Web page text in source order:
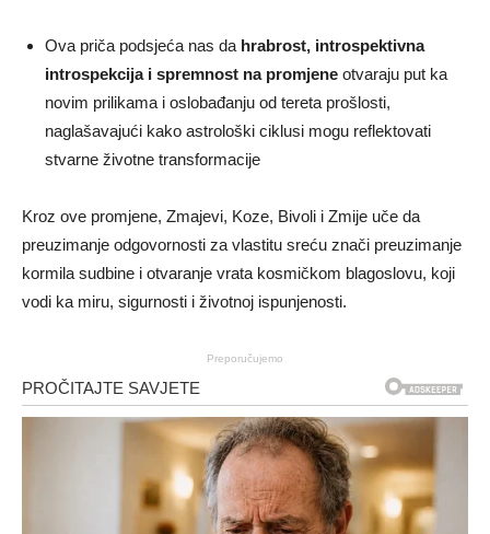
Ova priča podsjeća nas da hrabrost, introspektivna
introspekcija i spremnost na promjene otvaraju put ka
novim prilikama i oslobađanju od tereta prošlosti,
naglašavajući kako astrološki ciklusi mogu reflektovati
stvarne životne transformacije
Kroz ove promjene, Zmajevi, Koze, Bivoli i Zmije uče da
preuzimanje odgovornosti za vlastitu sreću znači preuzimanje
kormila sudbine i otvaranje vrata kosmičkom blagoslovu, koji
vodi ka miru, sigurnosti i životnoj ispunjenosti.
Preporučujemo